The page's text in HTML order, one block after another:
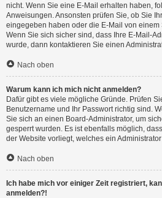
nicht. Wenn Sie eine E-Mail erhalten haben,
Anweisungen. Ansonsten prüfen Sie, ob Sie
eingegeben haben oder die E-Mail von
Wenn Sie sich sicher sind, dass Ihre E-Mail-
wurde, dann kontaktieren Sie einen
Nach oben
Warum kann ich mich nicht anmelden?
Dafür gibt es viele mögliche Gründe. Prüfen
Benutzername und Ihr Passwort richtig sind.
Sie sich an einen Board-Administrator, um
gesperrt wurden. Es ist ebenfalls möglich,
der Website vorliegt, welches ein
Nach oben
Ich habe mich vor einiger Zeit registriert,
anmelden?!